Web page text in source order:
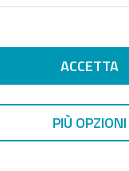
ACCETTA
PIÙ OPZIONI